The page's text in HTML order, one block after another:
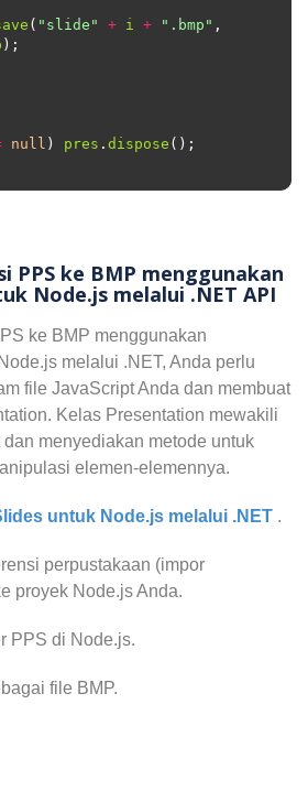
( "slide" + i + ".bmp"
null ) pres . dispose
PPS ke BMP menggunakan
Node.js melalui .NET API
ke BMP menggunakan
melalui .NET, Anda perlu
file JavaScript Anda dan membuat
Kelas Presentation mewakili
menyediakan metode untuk
elemen-elemennya.
untuk Node.js melalui .NET .
perpustakaan (impor
proyek Node.js Anda.
PPS di Node.js.
file BMP.